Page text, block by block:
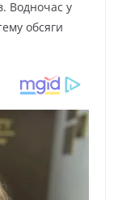
Водночас у
обсяги